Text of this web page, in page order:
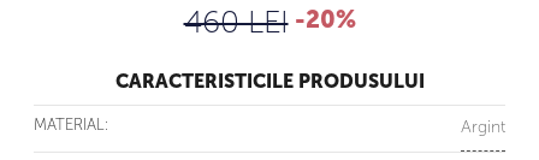
460 LEI -20%
CARACTERISTICILE PRODUSULUI
MATERIAL: Argint